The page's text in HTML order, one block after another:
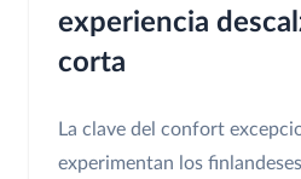
experiencia
corta
La clave del confort
experimentan los